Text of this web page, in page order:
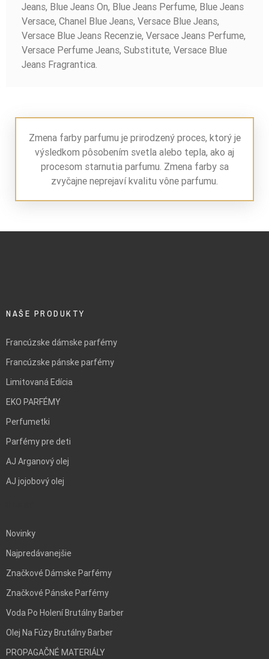
Jeans, Blue Jeans On, Blue Jeans Perfume, Blue Jeans
Versace, Chanel Blue Jeans, Versace Blue Jeans,
Versace Blue Jeans Recenzie, Versace Jeans Perfume,
Versace Perfume Jeans, Substitute, Versace Blue
Jeans Fragrantica.
Zmena farby parfumu je prirodzený proces, ktorý je
výsledkom pôsobením svetla alebo tepla, ako aj
procesom starnutia parfumu. Zmena farby sa
zvyčajne neprejaví kvalitu vône parfumu.
NAŠE PRODUKTY
Francúzske dámske parfémy
Francúzske pánske parfémy
Limitovaná Edícia
EKO PARFÉMY
Perfumetki
Parfémy pre deti
AJ Arganový olej
AJ jojobový olej
Novinky
Najpredávanejšie
Značkové Dámske Parfémy
Značkové Pánske Parfémy
Voda Po Holení Brutálny Barber
Olej Na Fúzy Brutálny Barber
PROPAGAČNÉ MATERIÁLY